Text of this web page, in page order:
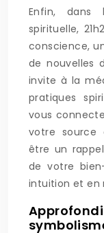
Enfin, dans
spirituelle,
conscience,
de nouvelles
invite à la
pratiques
vous
votre source
être un
de votre
intuition et en